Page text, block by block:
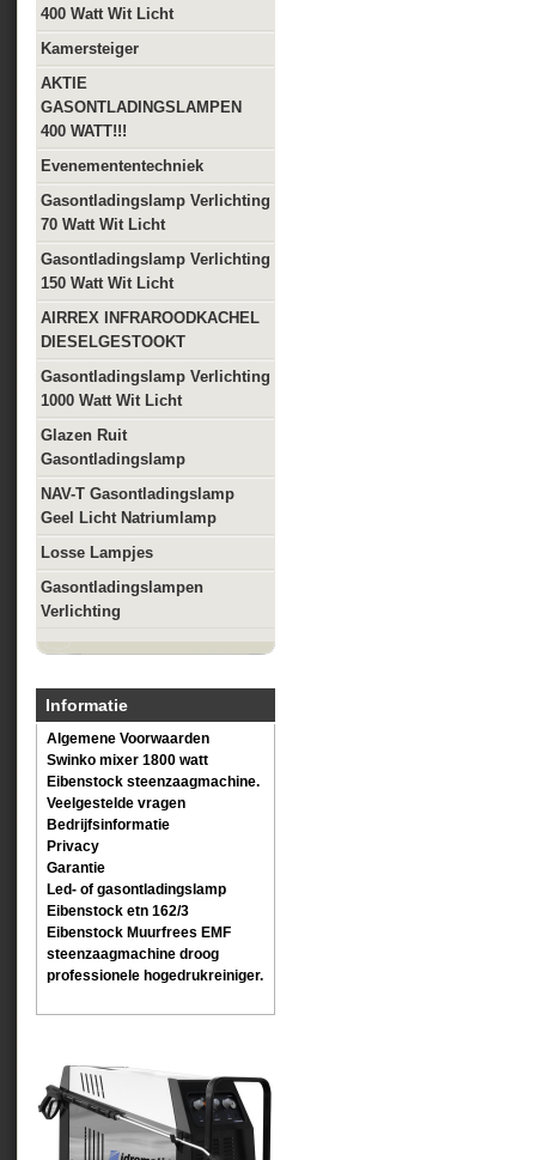
400 Watt Wit Licht
Kamersteiger
AKTIE
GASONTLADINGSLAMPEN
400 WATT!!!
Evenemententechniek
Gasontladingslamp Verlichting
70 Watt Wit Licht
Gasontladingslamp Verlichting
150 Watt Wit Licht
AIRREX INFRAROODKACHEL
DIESELGESTOOKT
Gasontladingslamp Verlichting
1000 Watt Wit Licht
Glazen Ruit
Gasontladingslamp
NAV-T Gasontladingslamp
Geel Licht Natriumlamp
Losse Lampjes
Gasontladingslampen
Verlichting
Informatie
Algemene Voorwaarden
Swinko mixer 1800 watt
Eibenstock steenzaagmachine.
Veelgestelde vragen
Bedrijfsinformatie
Privacy
Garantie
Led- of gasontladingslamp
Eibenstock etn 162/3
Eibenstock Muurfrees EMF
steenzaagmachine droog
professionele hogedrukreiniger.